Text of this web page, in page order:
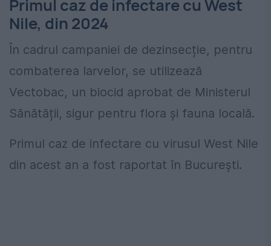
Primul caz de infectare cu West
Nile, din 2024
În cadrul campaniei de dezinsecție, pentru
combaterea larvelor, se utilizează
Vectobac, un biocid aprobat de Ministerul
Sănătății, sigur pentru flora și fauna locală.
Primul caz de infectare cu virusul West Nile
din acest an a fost raportat în București.